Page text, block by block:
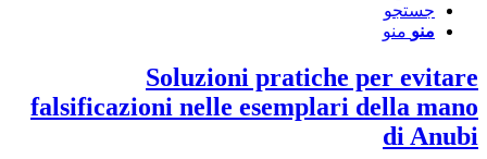
جستجو
منو منو
Soluzioni pratiche per evitare
falsificazioni nelle esemplari della mano
di Anubi